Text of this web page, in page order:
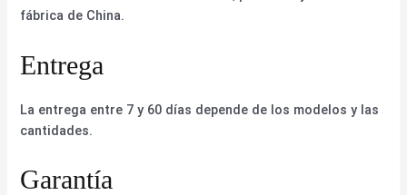
fábrica de China.
Entrega
La entrega entre 7 y 60 días depende de los modelos y las
cantidades.
Garantía